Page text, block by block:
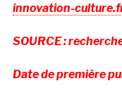
innovation-
SOURCE :
Date de première